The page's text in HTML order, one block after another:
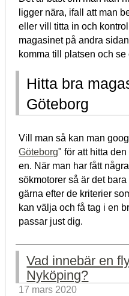
ligger nära, ifall att man
eller vill titta in och
magasinet på andra
komma till platsen och se
Hitta bra
Göteborg
Vill man så kan man
Göteborg" för att hitta
en. När man har fått
sökmotorer så är det
gärna efter de kriterier
kan välja och få tag i en
passar just dig.
Vad innebär en
Nyköping?
17 mars 2020